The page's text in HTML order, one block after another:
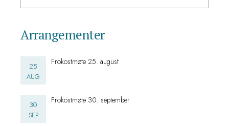
Arrangementer
25
AUG
Frokostmøte 25. august
30
SEP
Frokostmøte 30. september